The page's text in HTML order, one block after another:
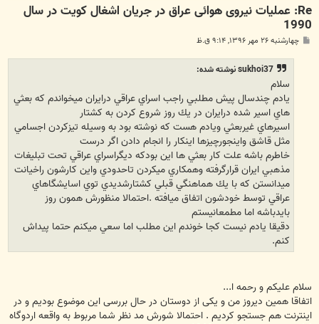
Re: عملیات نیروی هوائی عراق در جریان اشغال کویت در سال
1990
پ چهارشنبه ۲۶ مهر ۱۳۹۶, ۹:۱۴ ق.ظ
sukhoi37 نوشته شده:
سلام
يادم چندسال پيش مطلبي راجب اسراي عراقي درايران ميخواندم كه بعثي
هاي اسير شده درايران در يك روز شروع كردن به كشتار
اسيرهاي غيربعثي ويادم هست كه نوشته بود به وسيله تيزكردن اجسامي
مثل قاشق واينجورچيزها اينكار را انجام دادن اگر درست
خاطرم باشه علت كار بعثي ها اين بودكه ديگراسراي عراقي تحت تبليغات
مذهبي ايران قرارگرفته وهمكاري ميكردن تاحدودي واين كارشون راخيانت
ميدانستن كه با يك هماهنگي قبلي كشتارشديدي توي اسايشگاهاي
عراقي توسط خودشون اتفاق ميافته .احتمالا منظورش همون روز
بايدباشه اما مطمعانيستم
دقيقا يادم نيست كجا خوندم اين مطلب اما سعي ميكنم حتما پيداش
كنم.
سلام علیکم و رحمه ا...
اتفاقا همین دیروز من و یکی از دوستان در حال بررسی این موضوع بودیم و در
اینترنت هم جستجو کردیم . احتمالا شورش مد نظر شما مربوط به واقعه اردوگاه